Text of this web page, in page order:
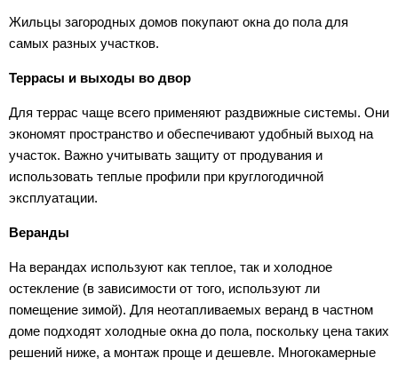
Жильцы загородных домов покупают окна до пола для
самых разных участков.
Террасы и выходы во двор
Для террас чаще всего применяют раздвижные системы. Они
экономят пространство и обеспечивают удобный выход на
участок. Важно учитывать защиту от продувания и
использовать теплые профили при круглогодичной
эксплуатации.
Веранды
На верандах используют как теплое, так и холодное
остекление (в зависимости от того, используют ли
помещение зимой). Для неотапливаемых веранд в частном
доме подходят холодные окна до пола, поскольку цена таких
решений ниже, а монтаж проще и дешевле. Многокамерные